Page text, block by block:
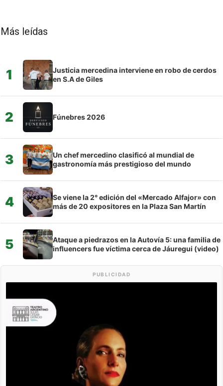
Más leídas
1
Justicia mercedina interviene en robo de cerdos
en S.A de Giles
2 Fúnebres 2026
3
Un chef mercedino clasificó al mundial de
gastronomía más prestigioso del mundo
4
Se viene la 2° edición del «Mercado Alfajor» con
más de 20 expositores en la Plaza San Martín
5
Ataque a piedrazos en la Autovía 5: una familia de
influencers fue víctima cerca de Jáuregui (video)
PUBLICIDAD